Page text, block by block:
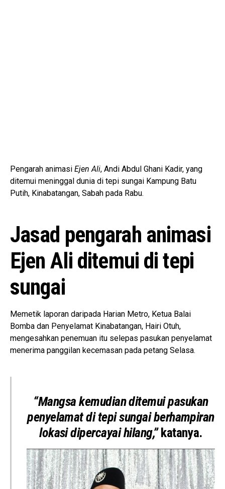
Pengarah animasi Ejen Ali, Andi Abdul Ghani Kadir, yang
ditemui meninggal dunia di tepi sungai Kampung Batu
Putih, Kinabatangan, Sabah pada Rabu.
Jasad pengarah animasi
Ejen Ali ditemui di tepi
sungai
Memetik laporan daripada Harian Metro, Ketua Balai
Bomba dan Penyelamat Kinabatangan, Hairi Otuh,
mengesahkan penemuan itu selepas pasukan penyelamat
menerima panggilan kecemasan pada petang Selasa.
“Mangsa kemudian ditemui pasukan
penyelamat di tepi sungai berhampiran
lokasi dipercayai hilang,”katanya.